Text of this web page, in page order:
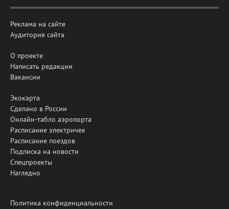
Реклама на сайте
Аудитория сайта
О проекте
Написать редакции
Вакансии
Экокарта
Сделано в России
Онлайн-табло аэропорта
Расписание электричек
Расписание поездов
Подписка на новости
Спецпроекты
Наглядно
Политика конфиденциальности